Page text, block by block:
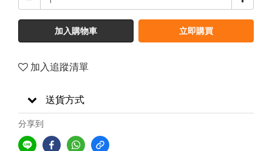
加入購物車 立即購買
加入追蹤清單
送貨方式
分享到